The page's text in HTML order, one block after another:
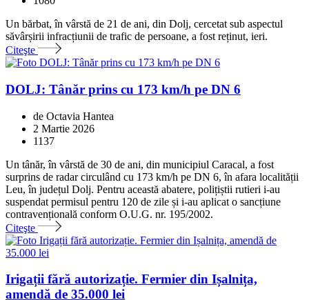
Un bărbat, în vârstă de 21 de ani, din Dolj, cercetat sub aspectul
săvârșirii infracțiunii de trafic de persoane, a fost reținut, ieri.
Citeşte
DOLJ: Tânăr prins cu 173 km/h pe DN 6
de Octavia Hantea
2 Martie 2026
1137
Un tânăr, în vârstă de 30 de ani, din municipiul Caracal, a fost
surprins de radar circulând cu 173 km/h pe DN 6, în afara localității
Leu, în județul Dolj. Pentru această abatere, polițiștii rutieri i-au
suspendat permisul pentru 120 de zile și i-au aplicat o sancțiune
contravențională conform O.U.G. nr. 195/2002.
Citeşte
Irigații fără autorizație. Fermier din Ișalnița,
amendă de 35.000 lei